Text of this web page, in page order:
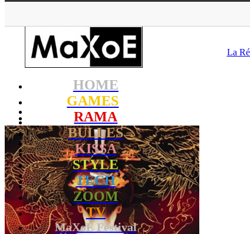
HOME
GAMES
RAMA
BULLES
KISSA
STYLE
TECH
ZOOM
TV
MaXoE Festival
La